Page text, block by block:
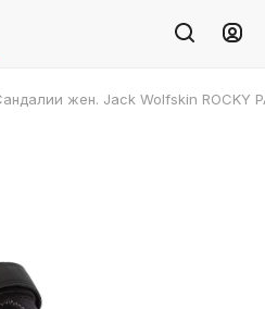
жен. Jack Wolfskin ROCKY